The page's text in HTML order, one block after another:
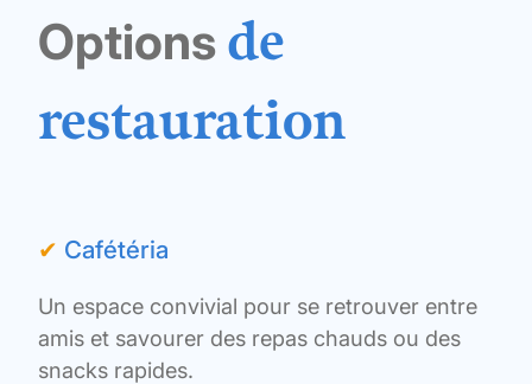
Options de
restauration
✔ Cafétéria
Un espace convivial pour se retrouver entre
amis et savourer des repas chauds ou des
snacks rapides.